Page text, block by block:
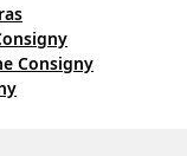
Consigny